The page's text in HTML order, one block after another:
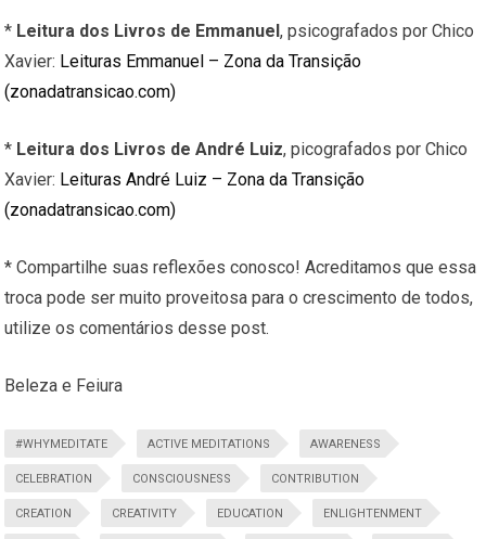
* Leitura dos Livros de Emmanuel, psicografados por Chico
Xavier: Leituras Emmanuel – Zona da Transição
(zonadatransicao.com)
* Leitura dos Livros de André Luiz, picografados por Chico
Xavier: Leituras André Luiz – Zona da Transição
(zonadatransicao.com)
* Compartilhe suas reflexões conosco! Acreditamos que essa
troca pode ser muito proveitosa para o crescimento de todos,
utilize os comentários desse post.
Beleza e Feiura
#WHYMEDITATE ACTIVE MEDITATIONS AWARENESS
CELEBRATION CONSCIOUSNESS CONTRIBUTION
CREATION CREATIVITY EDUCATION ENLIGHTENMENT